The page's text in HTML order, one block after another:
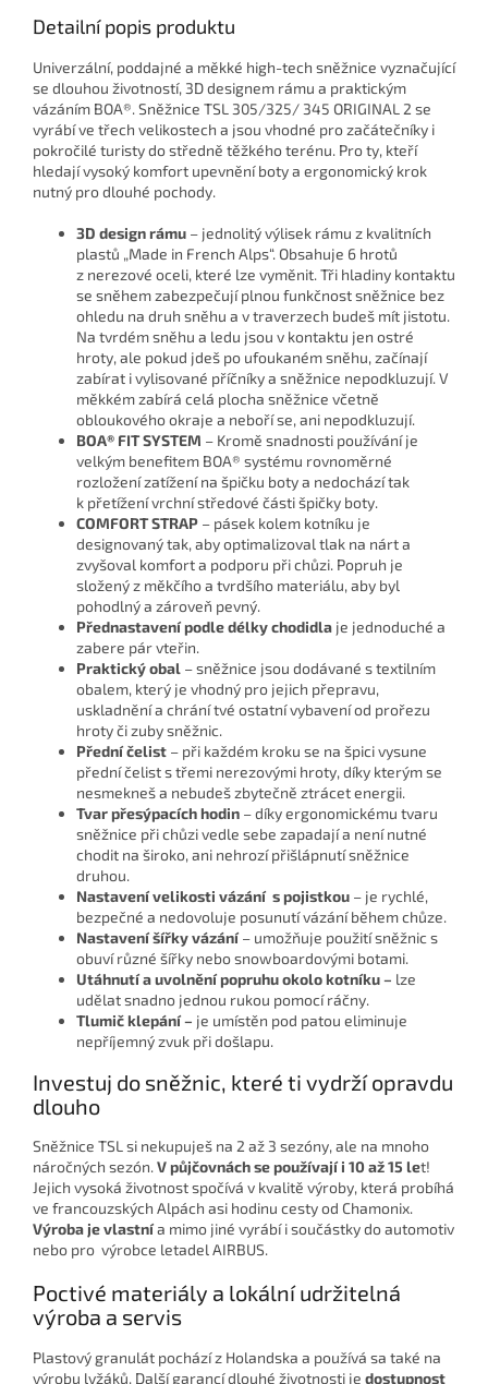
Detailní popis produktu
Univerzální, poddajné a měkké high-tech sněžnice vyznačující
se dlouhou životností, 3D designem rámu a praktickým
vázáním BOA®. Sněžnice TSL 305/325/ 345 ORIGINAL 2 se
vyrábí ve třech velikostech a jsou vhodné pro začátečníky i
pokročilé turisty do středně těžkého terénu. Pro ty, kteří
hledají vysoký komfort upevnění boty a ergonomický krok
nutný pro dlouhé pochody.
3D design rámu – jednolitý výlisek rámu z kvalitních
plastů „Made in French Alps“. Obsahuje 6 hrotů
z nerezové oceli, které lze vyměnit. Tři hladiny kontaktu
se sněhem zabezpečují plnou funkčnost sněžnice bez
ohledu na druh sněhu a v traverzech budeš mít jistotu.
Na tvrdém sněhu a ledu jsou v kontaktu jen ostré
hroty, ale pokud jdeš po ufoukaném sněhu, začínají
zabírat i vylisované příčníky a sněžnice nepodkluzují. V
měkkém zabírá celá plocha sněžnice včetně
obloukového okraje a neboří se, ani nepodkluzují.
BOA® FIT SYSTEM – Kromě snadnosti používání je
velkým benefitem BOA® systému rovnoměrné
rozložení zatížení na špičku boty a nedochází tak
k přetížení vrchní středové části špičky boty.
COMFORT STRAP – pásek kolem kotníku je
designovaný tak, aby optimalizoval tlak na nárt a
zvyšoval komfort a podporu při chůzi. Popruh je
složený z měkčího a tvrdšího materiálu, aby byl
pohodlný a zároveň pevný.
Přednastavení podle délky chodidla je jednoduché a
zabere pár vteřin.
Praktický obal – sněžnice jsou dodávané s textilním
obalem, který je vhodný pro jejich přepravu,
uskladnění a chrání tvé ostatní vybavení od prořezu
hroty či zuby sněžnic.
Přední čelist – při každém kroku se na špici vysune
přední čelist s třemi nerezovými hroty, díky kterým se
nesmekneš a nebudeš zbytečně ztrácet energii.
Tvar přesýpacích hodin – díky ergonomickému tvaru
sněžnice při chůzi vedle sebe zapadají a není nutné
chodit na široko, ani nehrozí přišlápnutí sněžnice
druhou.
Nastavení velikosti vázání s pojistkou – je rychlé,
bezpečné a nedovoluje posunutí vázání během chůze.
Nastavení šířky vázání– umožňuje použití sněžnic s
obuví různé šířky nebo snowboardovými botami.
Utáhnutí a uvolnění popruhu okolo kotníku – lze
udělat snadno jednou rukou pomocí ráčny.
Tlumič klepání – je umístěn pod patou eliminuje
nepříjemný zvuk při došlapu.
Investuj do sněžnic, které ti vydrží opravdu
dlouho
Sněžnice TSL si nekupuješ na 2 až 3 sezóny, ale na mnoho
náročných sezón.V půjčovnách se používají i 10 až 15 let!
Jejich vysoká životnost spočívá v kvalitě výroby, která probíhá
ve francouzských Alpách asi hodinu cesty od Chamonix.
Výroba je vlastnía mimo jiné vyrábí i součástky do automotiv
nebo pro výrobce letadel AIRBUS.
Poctivé materiály a lokální udržitelná
výroba a servis
Plastový granulát pochází z Holandska a používá sa také na
výrobu lyžáků. Další garancí dlouhé životnosti je dostupnost